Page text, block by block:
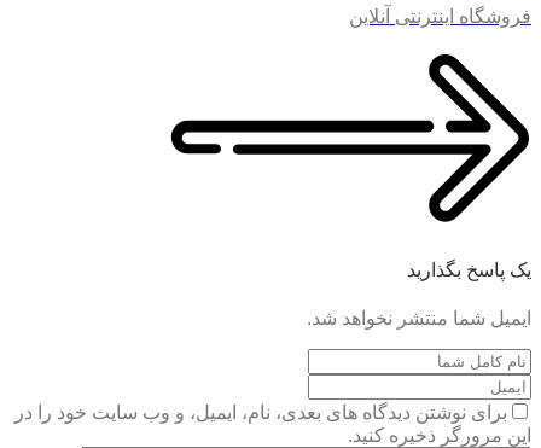
فروشگاه اینترنتی آنلاین
یک پاسخ بگذارید
ایمیل شما منتشر نخواهد شد.
برای نوشتن دیدگاه های بعدی، نام، ایمیل، و وب سایت خود را در
این مرورگر ذخیره کنید.